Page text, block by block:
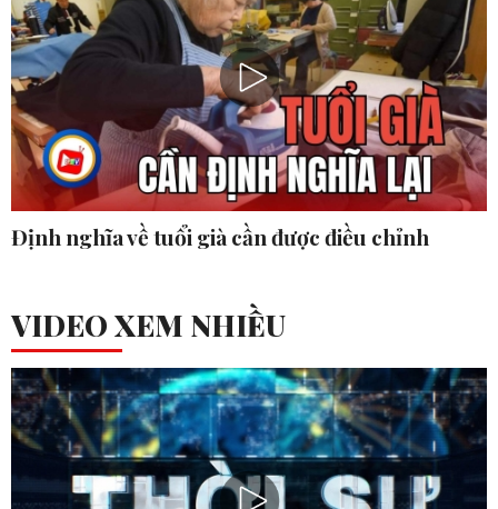
Định nghĩa về tuổi già cần được điều chỉnh
VIDEO XEM NHIỀU